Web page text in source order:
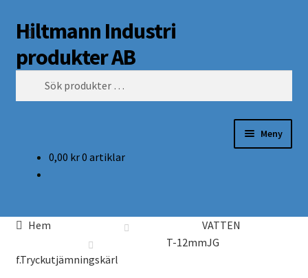
Hoppa
till
navigering
Hoppa
till
innehåll
Hiltmann Industri
produkter AB
Sök
Meny
0,00 kr0 artiklar
Hem
VATTEN
T-12mmJG
f.Tryckutjämningskärl